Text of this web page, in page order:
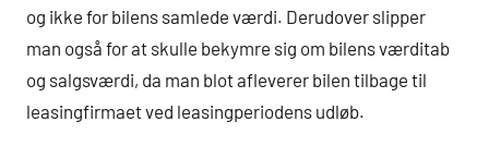
og ikke for bilens samlede værdi. Derudover slipper
man også for at skulle bekymre sig om bilens værditab
og salgsværdi, da man blot afleverer bilen tilbage til
leasingfirmaet ved leasingperiodens udløb.